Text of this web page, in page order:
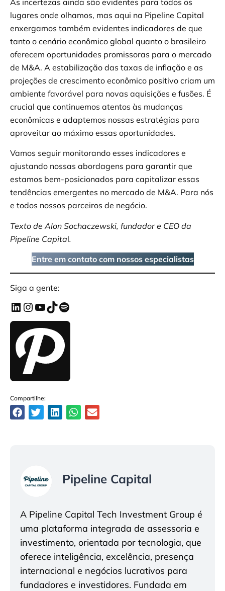
lugares onde olhamos, mas aqui na Pipeline Capital
enxergamos também evidentes indicadores de que
tanto o cenário econômico global quanto o brasileiro
oferecem oportunidades promissoras para o mercado
de M&A. A estabilização das taxas de inflação e as
projeções de crescimento econômico positivo criam um
ambiente favorável para novas aquisições e fusões. É
crucial que continuemos atentos às mudanças
econômicas e adaptemos nossas estratégias para
aproveitar ao máximo essas oportunidades.
Vamos seguir monitorando esses indicadores e
ajustando nossas abordagens para garantir que
estamos bem-posicionados para capitalizar essas
tendências emergentes no mercado de M&A. Para nós
e todos nossos parceiros de negócio.
Texto de Alon Sochaczewski, fundador e CEO da
Pipeline Capital.
Entre em contato com nossos especialistas
Siga a gente:
Compartilhe:
Pipeline Capital
A Pipeline Capital Tech Investment Group é
uma plataforma integrada de assessoria e
investimento, orientada por tecnologia, que
oferece inteligência, excelência, presença
internacional e negócios lucrativos para
fundadores e investidores. Fundada em